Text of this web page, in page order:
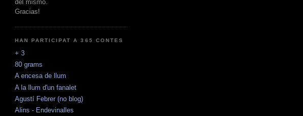
del mismo.
Gracias!
HAN PARTICIPAT A 365 CONTES
+ 3
80 grams
A encesa de llum
A la llum d'un fanalet
Agustí Febrer (no blog)
Alins - Endevinalles